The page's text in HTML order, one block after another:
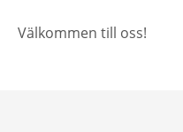
Välkommen till oss!